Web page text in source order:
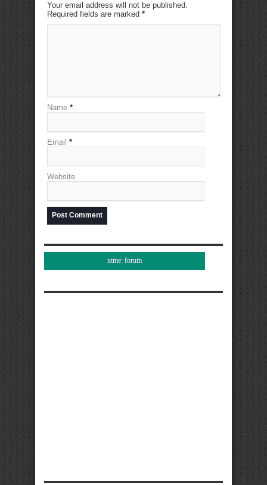
Your email address will not be published.
Required fields are marked *
Name *
Email *
Website
xtme: forum